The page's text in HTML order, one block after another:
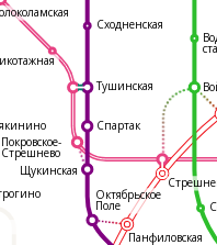
Сходненская
Тушинская
Спартак
Щукинская
Октябрьское
Поле
Панфиловская
Покровское-
Стрешнево